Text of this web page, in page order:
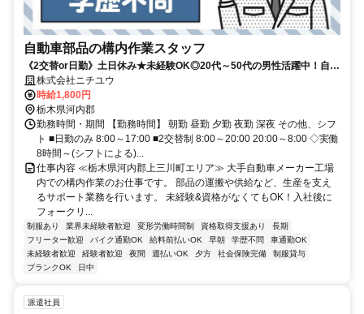
自動車部品の構内作業スタッフ
《2交替or日勤》土日休み★未経験OK◎20代～50代の男性活躍中！自動
車部品の構内作業スタッフ
株式会社ニチユウ
時給1,800円
栃木県河内郡
勤務時間・期間 【勤務時間】 朝勤 昼勤 夕勤 夜勤 深夜 その他、シフ
ト ■日勤のみ 8:00～17:00 ■2交替制 8:00～20:00 20:00～8:00 ◇実働
8時間～(シフトによる)...
仕事内容 ≪栃木県河内郡上三川町エリア≫ 大手自動車メーカー工場
内での構内作業のお仕事です。 部品の運搬や供給など、生産を支え
るサポート業務を行います。 未経験&資格がなくてもOK！入社後に
フォークリ...
制服あり 業界未経験者歓迎 変形労働時間制 資格取得支援あり
長期
フリーター歓迎
バイク通勤OK 給料前払いOK 早朝 学歴不問
車通勤OK
未経験者歓迎
経験者歓迎 夜間 週払いOK 夕方 社会保険完備
制服貸与
ブランクOK
日中
派遣社員